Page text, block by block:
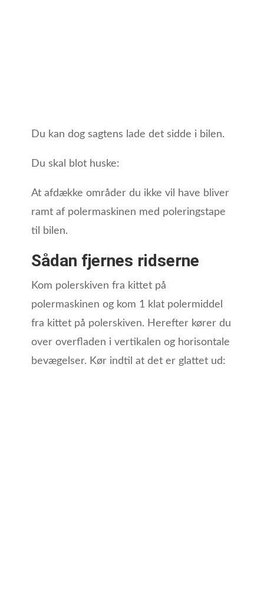
Du kan dog sagtens lade det sidde i bilen.
Du skal blot huske:
At afdække områder du ikke vil have bliver
ramt af polermaskinen med poleringstape
til bilen.
Sådan fjernes ridserne
Kom polerskiven fra kittet på
polermaskinen og kom 1 klat polermiddel
fra kittet på polerskiven. Herefter kører du
over overfladen i vertikalen og horisontale
bevægelser. Kør indtil at det er glattet ud: